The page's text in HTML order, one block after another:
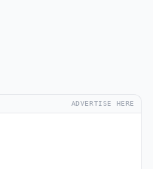
ADVERTISE HERE